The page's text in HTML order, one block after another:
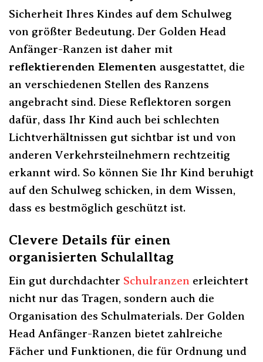
Sicherheit Ihres Kindes auf dem Schulweg
von größter Bedeutung. Der Golden Head
Anfänger-Ranzen ist daher mit
reflektierenden Elementen ausgestattet, die
an verschiedenen Stellen des Ranzens
angebracht sind. Diese Reflektoren sorgen
dafür, dass Ihr Kind auch bei schlechten
Lichtverhältnissen gut sichtbar ist und von
anderen Verkehrsteilnehmern rechtzeitig
erkannt wird. So können Sie Ihr Kind beruhigt
auf den Schulweg schicken, in dem Wissen,
dass es bestmöglich geschützt ist.
Clevere Details für einen
organisierten Schulalltag
Ein gut durchdachter Schulranzen erleichtert
nicht nur das Tragen, sondern auch die
Organisation des Schulmaterials. Der Golden
Head Anfänger-Ranzen bietet zahlreiche
Fächer und Funktionen, die für Ordnung und